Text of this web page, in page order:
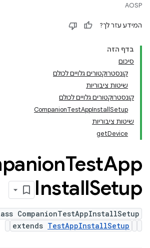
AOSP
המידע עזר לך?
בדף הזה
סיכום
קונסטרוקטורים גלויים לכולם
שיטות ציבוריות
קונסטרוקטורים גלויים לכולם
CompanionTestAppInstallSetup
שיטות ציבוריות
getDevice
TestApp
InstallSetup
CompanionTestAppInstallSetup
extends TestAppInstallSetup